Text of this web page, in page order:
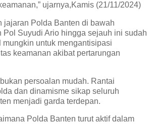
ujarnya,Kamis (21/11/2024)
jajaran Polda Banten di bawah
Pol Suyudi Ario hingga sejauh ini sudah
mungkin untuk mengantisipasi
keamanan akibat pertarungan
persoalan mudah. Rantai
dan dinamisme sikap seluruh
menjadi garda terdepan.
Polda Banten turut aktif dalam